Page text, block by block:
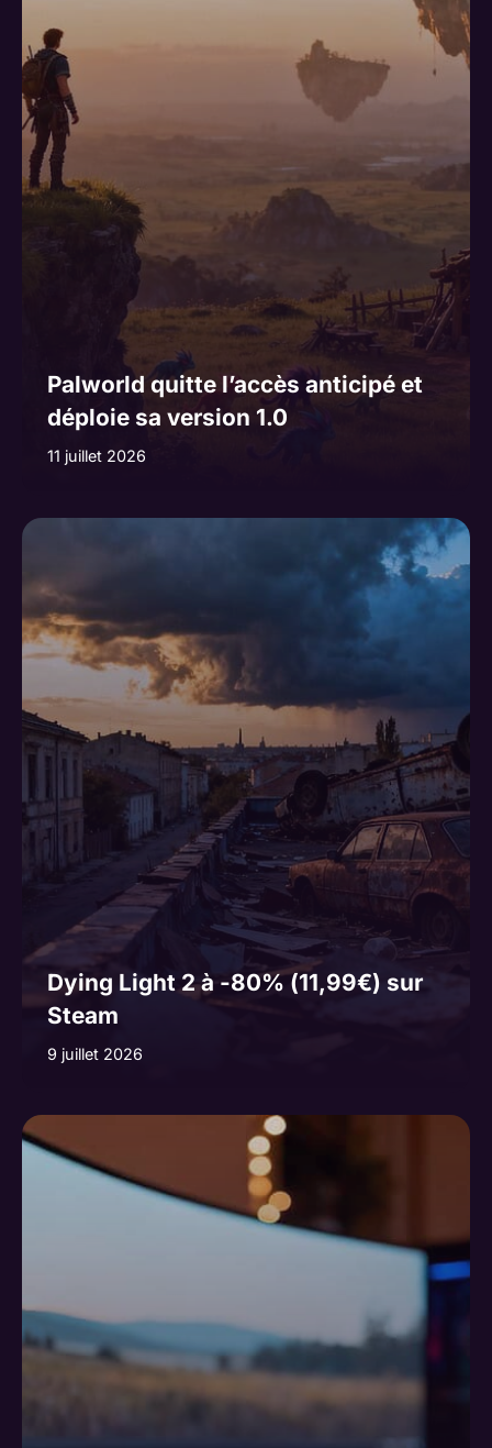
Palworld quitte l’accès anticipé et
déploie sa version 1.0
11 juillet 2026
Dying Light 2 à -80% (11,99€) sur
Steam
9 juillet 2026